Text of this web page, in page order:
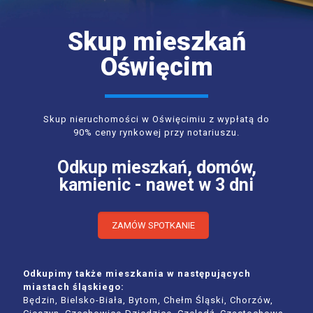
Skup mieszkań
Oświęcim
Skup nieruchomości w Oświęcimiu z wypłatą do
90% ceny rynkowej przy notariuszu.
Odkup mieszkań, domów,
kamienic - nawet w 3 dni
ZAMÓW SPOTKANIE
Odkupimy także mieszkania w następujących
miastach śląskiego:
Będzin, Bielsko-Biała, Bytom, Chełm Śląski, Chorzów,